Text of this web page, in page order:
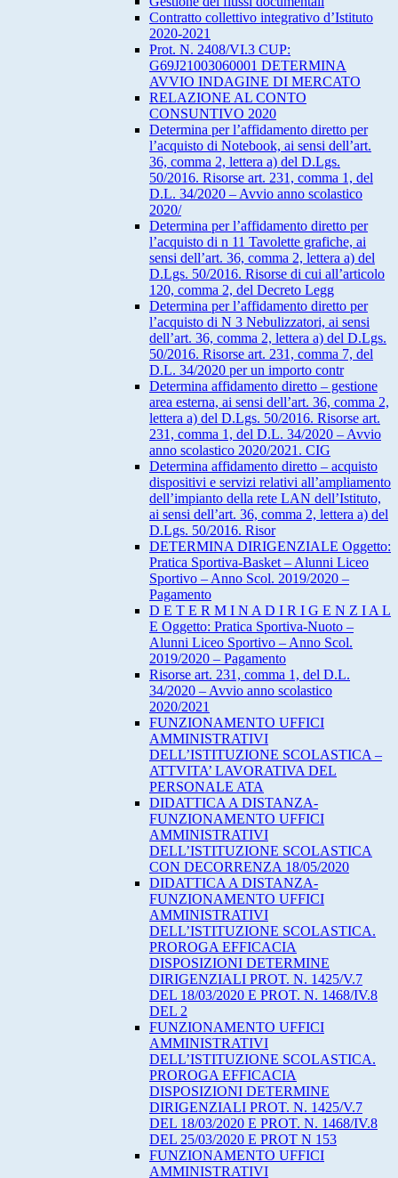
Contratto collettivo integrativo d’Istituto
2020-2021
Prot. N. 2408/VI.3 CUP:
G69J21003060001 DETERMINA
AVVIO INDAGINE DI MERCATO
RELAZIONE AL CONTO
CONSUNTIVO 2020
Determina per l’affidamento diretto per
l’acquisto di Notebook, ai sensi dell’art.
36, comma 2, lettera a) del D.Lgs.
50/2016. Risorse art. 231, comma 1, del
D.L. 34/2020 – Avvio anno scolastico
2020/
Determina per l’affidamento diretto per
l’acquisto di n 11 Tavolette grafiche, ai
sensi dell’art. 36, comma 2, lettera a) del
D.Lgs. 50/2016. Risorse di cui all’articolo
120, comma 2, del Decreto Legg
Determina per l’affidamento diretto per
l’acquisto di N 3 Nebulizzatori, ai sensi
dell’art. 36, comma 2, lettera a) del D.Lgs.
50/2016. Risorse art. 231, comma 7, del
D.L. 34/2020 per un importo contr
Determina affidamento diretto – gestione
area esterna, ai sensi dell’art. 36, comma 2,
lettera a) del D.Lgs. 50/2016. Risorse art.
231, comma 1, del D.L. 34/2020 – Avvio
anno scolastico 2020/2021. CIG
Determina affidamento diretto – acquisto
dispositivi e servizi relativi all’ampliamento
dell’impianto della rete LAN dell’Istituto,
ai sensi dell’art. 36, comma 2, lettera a) del
D.Lgs. 50/2016. Risor
DETERMINA DIRIGENZIALE Oggetto:
Pratica Sportiva-Basket – Alunni Liceo
Sportivo – Anno Scol. 2019/2020 –
Pagamento
D E T E R M I N A D I R I G E N Z I A L
E Oggetto: Pratica Sportiva-Nuoto –
Alunni Liceo Sportivo – Anno Scol.
2019/2020 – Pagamento
Risorse art. 231, comma 1, del D.L.
34/2020 – Avvio anno scolastico
2020/2021
FUNZIONAMENTO UFFICI
AMMINISTRATIVI
DELL’ISTITUZIONE SCOLASTICA –
ATTVITA’ LAVORATIVA DEL
PERSONALE ATA
DIDATTICA A DISTANZA-
FUNZIONAMENTO UFFICI
AMMINISTRATIVI
DELL’ISTITUZIONE SCOLASTICA
CON DECORRENZA 18/05/2020
DIDATTICA A DISTANZA-
FUNZIONAMENTO UFFICI
AMMINISTRATIVI
DELL’ISTITUZIONE SCOLASTICA.
PROROGA EFFICACIA
DISPOSIZIONI DETERMINE
DIRIGENZIALI PROT. N. 1425/V.7
DEL 18/03/2020 E PROT. N. 1468/IV.8
DEL 2
FUNZIONAMENTO UFFICI
AMMINISTRATIVI
DELL’ISTITUZIONE SCOLASTICA.
PROROGA EFFICACIA
DISPOSIZIONI DETERMINE
DIRIGENZIALI PROT. N. 1425/V.7
DEL 18/03/2020 E PROT. N. 1468/IV.8
DEL 25/03/2020 E PROT N 153
FUNZIONAMENTO UFFICI
AMMINISTRATIVI